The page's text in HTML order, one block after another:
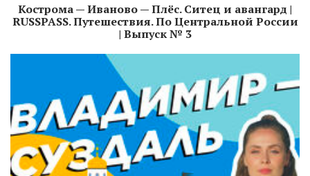
Кострома — Иваново — Плёс. Ситец и авангард |
RUSSPASS. Путешествия. По Центральной России
| Выпуск № 3